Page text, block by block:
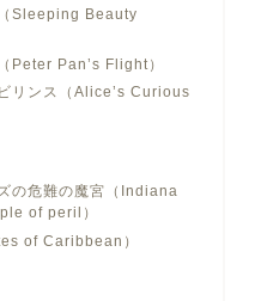
Sleeping Beauty
Peter Pan’s Flight）
リンス（Alice’s Curious
の危難の魔宮（Indiana
of peril）
of Caribbean）